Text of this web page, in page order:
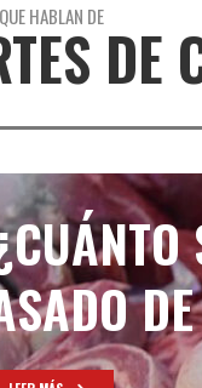
HABLAN DEDE